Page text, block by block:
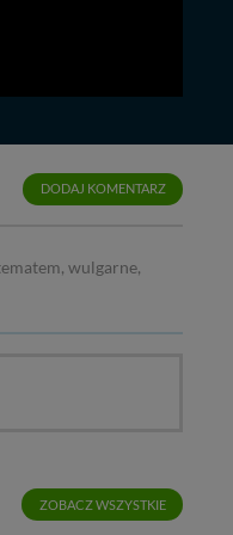
DODAJ KOMENTARZ
wulgarne,
ZOBACZ WSZYSTKIE